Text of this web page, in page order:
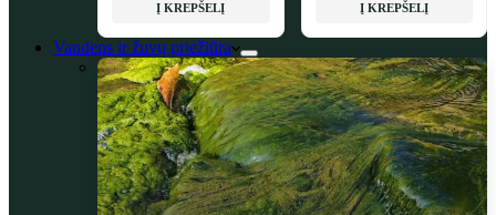
Į KREPŠELĮ Į KREPŠELĮ
Vandens ir žuvų priežiūra